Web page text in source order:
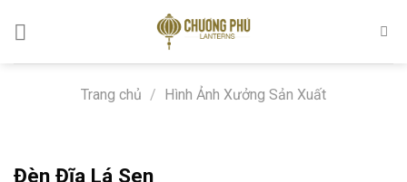
Trang chủ / Hình Ảnh Xưởng Sản Xuất
Đèn Đĩa Lá Sen